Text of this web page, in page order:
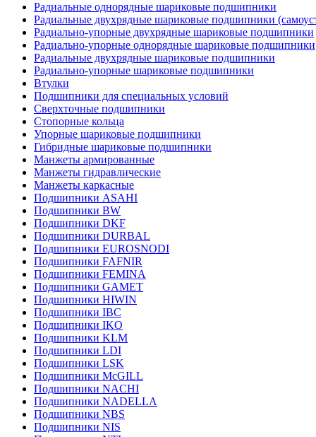
Радиальные однорядные шариковые подшипники
Радиальные двухрядные шариковые подшипники
Радиально-упорные двухрядные шариковые подшипники
Радиально-упорные однорядные шариковые подшипники
Радиальные двухрядные шариковые подшипники
Радиально-упорные шариковые подшипники
Втулки
Подшипники для специальных условий
Сверхточные подшипники
Стопорные кольца
Упорные шариковые подшипники
Гибридные шариковые подшипники
Манжеты армированные
Манжеты гидравлические
Манжеты каркасные
Подшипники ASAHI
Подшипники BW
Подшипники DKF
Подшипники DURBAL
Подшипники EUROSNODI
Подшипники FAFNIR
Подшипники FEMINA
Подшипники GAMET
Подшипники HIWIN
Подшипники IBC
Подшипники IKO
Подшипники KLM
Подшипники LDI
Подшипники LSK
Подшипники McGILL
Подшипники NACHI
Подшипники NADELLA
Подшипники NBS
Подшипники NIS